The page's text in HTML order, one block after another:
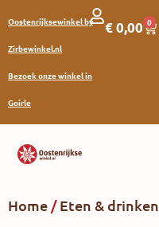
Oostenrijksewinkel by
Zirbewinkel.nl
Bezoek onze winkel in
Goirle
€0,00 0
Home /Eten & drinken